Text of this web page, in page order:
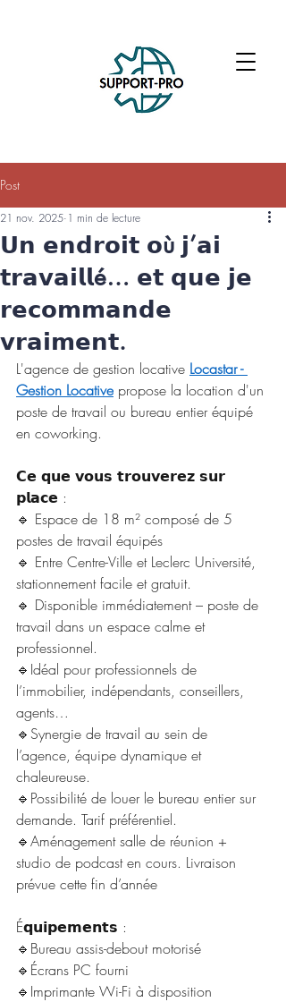
Post
𝗨𝗻 𝗲𝗻𝗱𝗿𝗼𝗶𝘁 𝗼ù 𝗷’𝗮𝗶
𝘁𝗿𝗮𝘃𝗮𝗶𝗹𝗹é… 𝗲𝘁 𝗾𝘂𝗲 𝗷𝗲
𝗿𝗲𝗰𝗼𝗺𝗺𝗮𝗻𝗱𝗲
𝘃𝗿𝗮𝗶𝗺𝗲𝗻𝘁.
21 nov. 2025 1 min de lecture
L'agence de gestion locative Locastar -
Gestion Locative propose la location d'un
poste de travail ou bureau entier équipé
en coworking.
𝗖𝗲 𝗾𝘂𝗲 𝘃𝗼𝘂𝘀 𝘁𝗿𝗼𝘂𝘃𝗲𝗿𝗲𝘇 𝘀𝘂𝗿
𝗽𝗹𝗮𝗰𝗲 :
🔹 Espace de 18 m² composé de 5
postes de travail équipés
🔹 Entre Centre-Ville et Leclerc Université,
stationnement facile et gratuit.
🔹 Disponible immédiatement – poste de
travail dans un espace calme et
professionnel.
🔹Idéal pour professionnels de
l’immobilier, indépendants, conseillers,
agents…
🔹Synergie de travail au sein de
l’agence, équipe dynamique et
chaleureuse.
🔹Possibilité de louer le bureau entier sur
demande. Tarif préférentiel.
🔹Aménagement salle de réunion +
studio de podcast en cours. Livraison
prévue cette fin d’année
É𝗾𝘂𝗶𝗽𝗲𝗺𝗲𝗻𝘁𝘀 :
🔹Bureau assis-debout motorisé
🔹Écrans PC fourni
🔹Imprimante Wi-Fi à disposition